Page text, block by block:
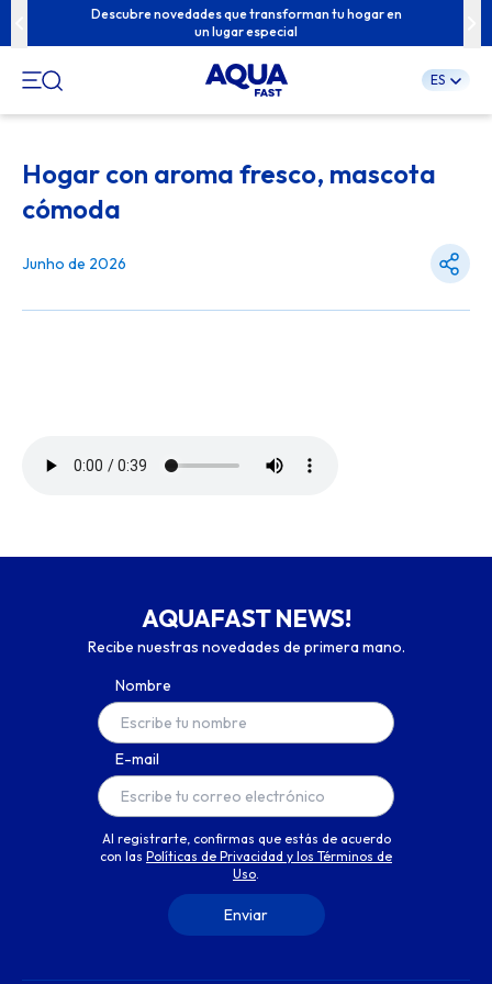
conteúdo
Descubre novedades que transforman tu hogar en
un lugar especial
ES
Hogar con aroma fresco, mascota
cómoda
Junho de 2026
AQUAFAST NEWS!
Recibe nuestras novedades de primera mano.
Nombre
E-mail
Al registrarte, confirmas que estás de acuerdo
con las Políticas de Privacidad y los Términos de
Uso.